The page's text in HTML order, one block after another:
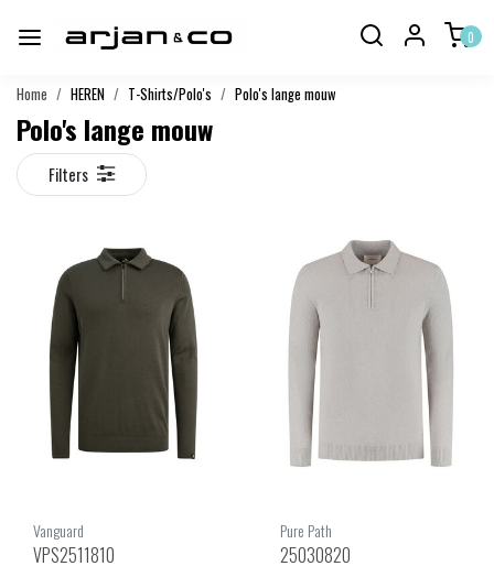
0
Home HEREN T-Shirts/Polo's Polo's lange mouw
Polo's lange mouw
Filters
Vanguard
VPS2511810
Pure Path
25030820